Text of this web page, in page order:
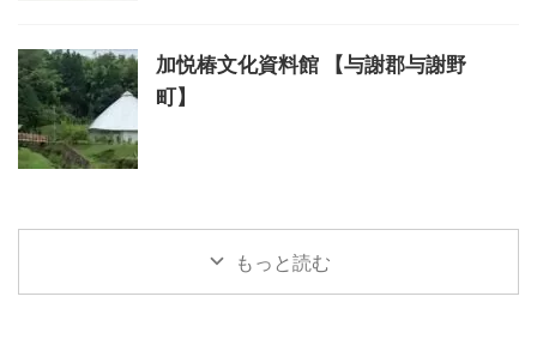
加悦椿文化資料館 【与謝郡与謝野
町】
もっと読む